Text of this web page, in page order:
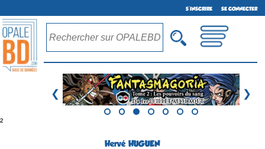
S'INSCRIRE SE CONNECTER
❮ ❯
²
Hervé HUGUEN